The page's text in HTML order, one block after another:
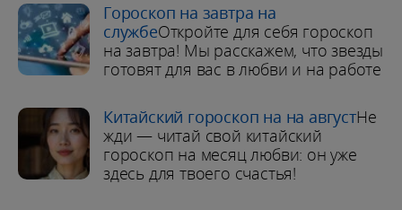
Гороскоп на завтра на
службеОткройте для себя гороскоп
на завтра! Мы расскажем, что звезды
готовят для вас в любви и на работе
Китайский гороскоп на на августНе
жди — читай свой китайский
гороскоп на месяц любви: он уже
здесь для твоего счастья!